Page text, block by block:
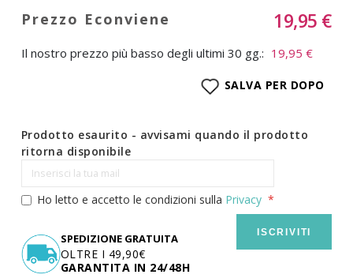
19,95 €
Il nostro prezzo più basso degli ultimi 30 gg.: 19,95 €
SALVA PER DOPO
Prodotto esaurito - avvisami quando il prodotto
ritorna disponibile
Ho letto e accetto le condizioni sulla Privacy
ISCRIVITI
SPEDIZIONE GRATUITA
OLTRE I 49,90€
GARANTITA IN 24/48H